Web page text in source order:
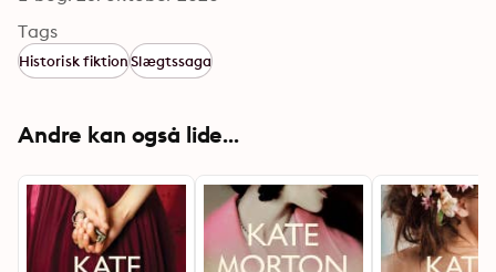
Tags
Historisk fiktionSlægtssaga
Andre kan også lide...